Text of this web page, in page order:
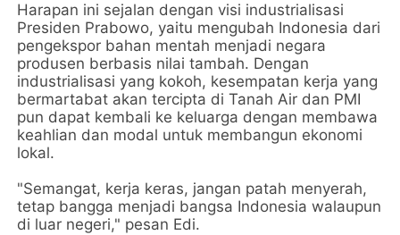
Harapan ini sejalan dengan visi industrialisasi
Presiden Prabowo, yaitu mengubah Indonesia dari
pengekspor bahan mentah menjadi negara
produsen berbasis nilai tambah. Dengan
industrialisasi yang kokoh, kesempatan kerja yang
bermartabat akan tercipta di Tanah Air dan PMI
pun dapat kembali ke keluarga dengan membawa
keahlian dan modal untuk membangun ekonomi
lokal.
"Semangat, kerja keras, jangan patah menyerah,
tetap bangga menjadi bangsa Indonesia walaupun
di luar negeri," pesan Edi.